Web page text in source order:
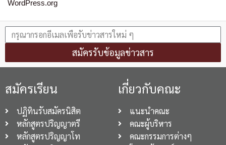
WordPress.org
สมัครรับข้อมูลข่าวสาร
สมัครเรียน
ปฏิทินรับสมัครนิสิต
หลักสูตรปริญญาตรี
หลักสูตรปริญญาโท
เกี่ยวกับคณะ
แนะนำคณะ
คณะผู้บริหาร
คณะกรรมการต่างๆ